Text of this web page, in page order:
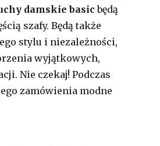
damskie basicbędą
szafy. Będą także
stylu i niezależności,
wyjątkowych,
Nie czekaj! Podczas
zamówienia modne